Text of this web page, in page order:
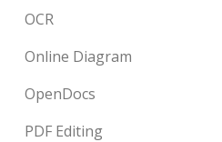
OCR
Online Diagram
OpenDocs
PDF Editing